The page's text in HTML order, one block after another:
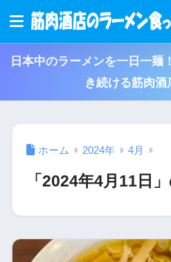
日本中のラーメンを一日一麺
き続ける筋肉酒
ホーム 2024年 4月
「2024年4月11日